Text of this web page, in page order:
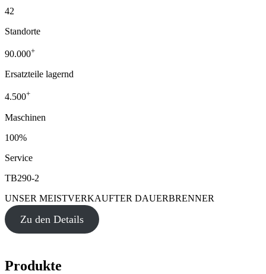
42
Standorte
90.000+
Ersatzteile lagernd
4.500+
Maschinen
100%
Service
TB290-2
UNSER MEISTVERKAUFTER DAUERBRENNER
Zu den Details
Produkte